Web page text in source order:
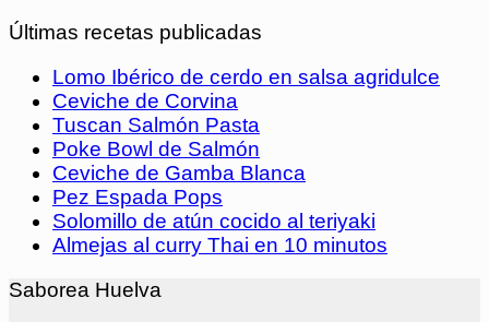
Últimas recetas publicadas
Lomo Ibérico de cerdo en salsa agridulce
Ceviche de Corvina
Tuscan Salmón Pasta
Poke Bowl de Salmón
Ceviche de Gamba Blanca
Pez Espada Pops
Solomillo de atún cocido al teriyaki
Almejas al curry Thai en 10 minutos
Saborea Huelva